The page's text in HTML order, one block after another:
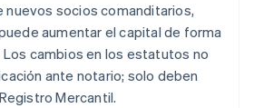
nuevos socios comanditarios,
aumentar el capital de forma
cambios en los estatutos no
ante notario; solo deben
Mercantil.